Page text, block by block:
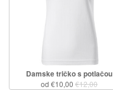
Damske tričko s potlačou
od €10,00 €12,00